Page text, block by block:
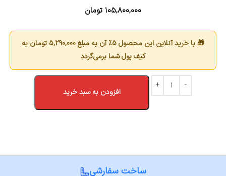
۱۰۵,۸۰۰,۰۰۰ تومان
🎁 با خرید آنلاین این محصول 5٪ آن به مبلغ 5,290,000 تومان به
کیف پول شما برمی‌گردد
افزودن به سبد خرید
ساخت سفارشی